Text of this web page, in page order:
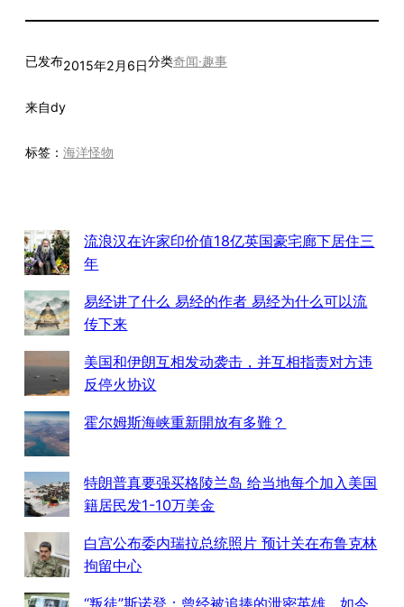
已发布2015年2月6日分类奇闻·趣事
来自dy
标签： 海洋怪物
流浪汉在许家印价值18亿英国豪宅廊下居住三
年
易经讲了什么 易经的作者 易经为什么可以流
传下来
美国和伊朗互相发动袭击，并互相指责对方违
反停火协议
霍尔姆斯海峡重新開放有多難？
特朗普真要强买格陵兰岛 给当地每个加入美国
籍居民发1-10万美金
白宫公布委内瑞拉总统照片 预计关在布鲁克林
拘留中心
“叛徒”斯诺登：曾经被追捧的泄密英雄，如今